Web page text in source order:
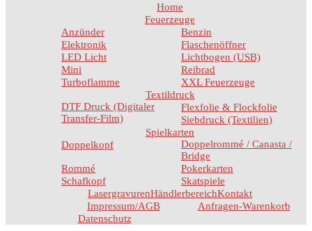
Home
Feuerzeuge
Anzünder
Benzin
Elektronik
Flaschenöffner
LED Licht
Lichtbogen (USB)
Mini
Reibrad
Turboflamme
XXL Feuerzeuge
Textildruck
DTF Druck (Digitaler
Transfer-Film)
Flexfolie & Flockfolie
Siebdruck (Textilien)
Spielkarten
Doppelkopf
Doppelrommé / Canasta /
Bridge
Rommé
Pokerkarten
Schafkopf
Skatspiele
LasergravurenHändlerbereichKontakt
Impressum/AGB
Datenschutz
Anfragen-Warenkorb